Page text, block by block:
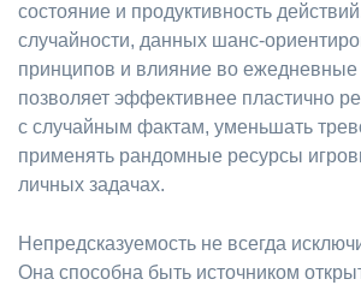
состояние и продуктивность
случайности, данных шанс-
принципов и влияние во
позволяет эффективнее пластично
с случайным фактам, уменьшать
применять рандомные ресурсы
личных задачах.
Непредсказуемость не всегда
Она способна быть источником